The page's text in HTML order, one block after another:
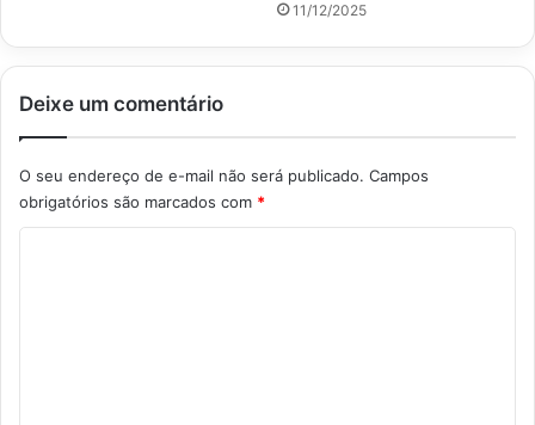
11/12/2025
Deixe um comentário
O seu endereço de e-mail não será publicado. Campos
obrigatórios são marcados com *